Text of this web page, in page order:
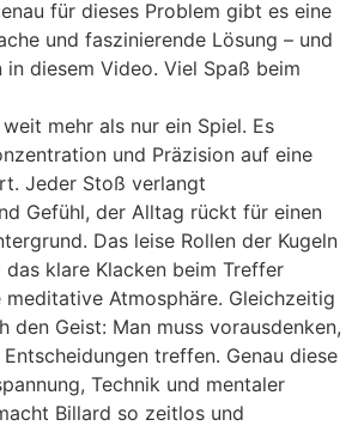
für dieses Problem gibt es eine
und faszinierende Lösung – und
in diesem Video. Viel Spaß beim
mehr als nur ein Spiel. Es
und Präzision auf eine
Jeder Stoß verlangt
Gefühl, der Alltag rückt für einen
Das leise Rollen der Kugeln
das klare Klacken beim Treffer
Atmosphäre. Gleichzeitig
den Geist: Man muss vorausdenken,
treffen. Genau diese
Technik und mentaler
Billard so zeitlos und